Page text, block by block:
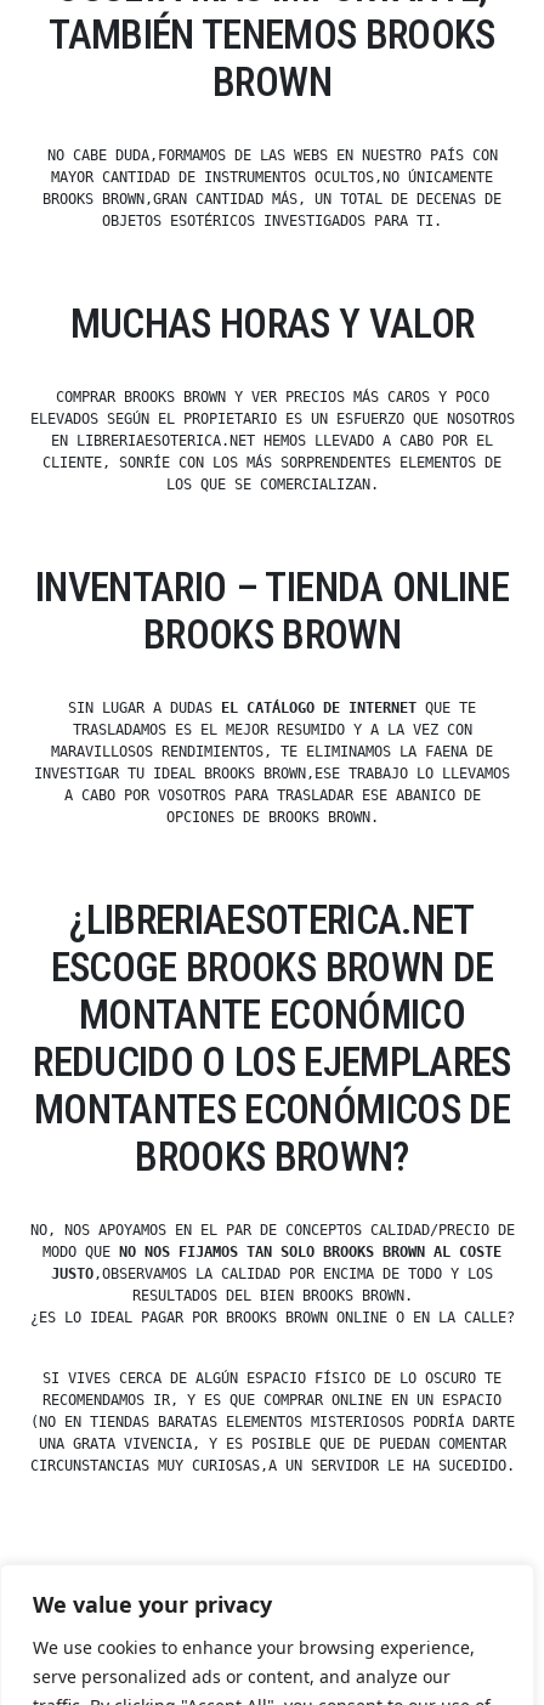
We value your privacy
We use cookies to enhance your browsing experience,
serve personalized ads or content, and analyze our
TAMBIÉN TENEMOS BROOKS
BROWN
NO CABE DUDA,FORMAMOS DE LAS WEBS EN NUESTRO PAÍS CON
MAYOR CANTIDAD DE INSTRUMENTOS OCULTOS,NO ÚNICAMENTE
BROOKS BROWN,GRAN CANTIDAD MÁS, UN TOTAL DE DECENAS DE
OBJETOS ESOTÉRICOS INVESTIGADOS PARA TI.
MUCHAS HORAS Y VALOR
COMPRAR BROOKS BROWN Y VER PRECIOS MÁS CAROS Y POCO
ELEVADOS SEGÚN EL PROPIETARIO ES UN ESFUERZO QUE NOSOTROS
EN LIBRERIAESOTERICA.NET HEMOS LLEVADO A CABO POR EL
CLIENTE, SONRÍE CON LOS MÁS SORPRENDENTES ELEMENTOS DE
LOS QUE SE COMERCIALIZAN.
INVENTARIO – TIENDA ONLINE
BROOKS BROWN
SIN LUGAR A DUDAS EL CATÁLOGO DE INTERNET QUE TE
TRASLADAMOS ES EL MEJOR RESUMIDO Y A LA VEZ CON
MARAVILLOSOS RENDIMIENTOS, TE ELIMINAMOS LA FAENA DE
INVESTIGAR TU IDEAL BROOKS BROWN,ESE TRABAJO LO LLEVAMOS
A CABO POR VOSOTROS PARA TRASLADAR ESE ABANICO DE
OPCIONES DE BROOKS BROWN.
¿LIBRERIAESOTERICA.NET
ESCOGE BROOKS BROWN DE
MONTANTE ECONÓMICO
REDUCIDO O LOS EJEMPLARES
MONTANTES ECONÓMICOS DE
BROOKS BROWN?
NO, NOS APOYAMOS EN EL PAR DE CONCEPTOS CALIDAD/PRECIO DE
MODO QUE
NO NOS FIJAMOS TAN SOLO BROOKS BROWN AL COSTE
JUSTO,OBSERVAMOS LA CALIDAD POR ENCIMA DE TODO Y LOS
RESULTADOS DEL BIEN BROOKS BROWN.
¿ES LO IDEAL PAGAR POR BROOKS BROWN ONLINE O EN LA CALLE?
SI VIVES CERCA DE ALGÚN ESPACIO FÍSICO DE LO OSCURO TE
RECOMENDAMOS IR, Y ES QUE COMPRAR ONLINE EN UN ESPACIO
(NO EN TIENDAS BARATAS ELEMENTOS MISTERIOSOS PODRÍA DARTE
UNA GRATA VIVENCIA, Y ES POSIBLE QUE DE PUEDAN COMENTAR
CIRCUNSTANCIAS MUY CURIOSAS,A UN SERVIDOR LE HA SUCEDIDO.
by
Posted
Uncategorized